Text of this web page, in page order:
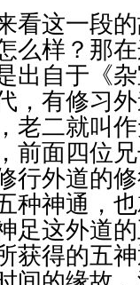
看这一段
么样？那
出自于《
，有修习
老二就叫
前面四位
行外道的
种神通，
足这外道
获得的五